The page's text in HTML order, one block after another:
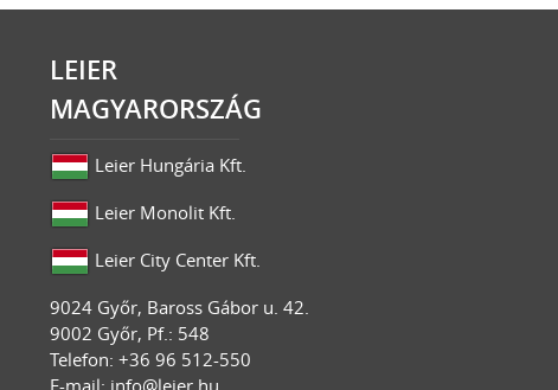
LEIER
MAGYARORSZÁG
Leier Hungária Kft.
Leier Monolit Kft.
Leier City Center Kft.
9024 Győr, Baross Gábor u. 42.
9002 Győr, Pf.: 548
Telefon: +36 96 512-550
E-mail: info@leier.hu